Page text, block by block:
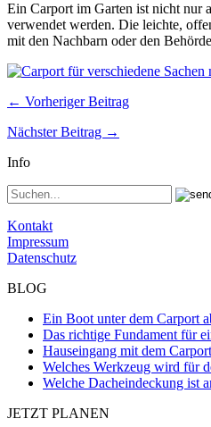
Ein Carport im Garten ist nicht nur
verwendet werden. Die leichte,
mit den Nachbarn oder den
← Vorheriger Beitrag
Nächster Beitrag →
Info
Kontakt
Impressum
Datenschutz
BLOG
Ein Boot unter dem Carport
Das richtige Fundament für
Hauseingang mit dem
Welches Werkzeug wird für
Welche Dacheindeckung ist
JETZT PLANEN